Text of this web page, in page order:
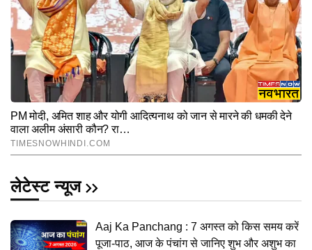
लेटेस्ट न्यूज
Aaj Ka Panchang : 7 अगस्त को किस समय करें
पूजा-पाठ, आज के पंचांग से जानिए शुभ और अशुभ का